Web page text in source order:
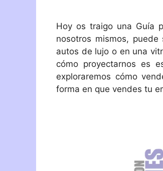
Hoy os traigo una Guía
nosotros mismos,
autos de lujo o en una
cómo proyectarnos es
exploraremos cómo
forma en que vendes tu